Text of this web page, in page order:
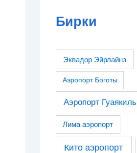
Бирки
Эквадор Эйрлайнз
Аэропорт Боготы
Аэропорт Гуаякиль
Лима аэропорт
Кито аэропорт